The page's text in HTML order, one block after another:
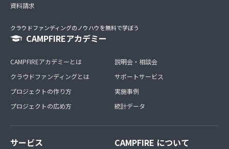
資料請求
クラウドファンディングのノウハウを無料で学ぼう
CAMPFIREアカデミー
CAMPFIREアカデミーとは
クラウドファンディングとは
プロジェクトの作り方
プロジェクトの広め方
説明会・相談会
サポートサービス
実施事例
統計データ
サービス CAMPFIRE について